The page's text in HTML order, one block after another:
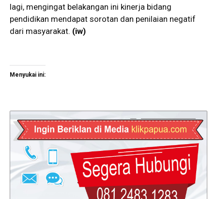
lagi, mengingat belakangan ini kinerja bidang
pendidikan mendapat sorotan dan penilaian negatif
dari masyarakat. (iw)
Menyukai ini: